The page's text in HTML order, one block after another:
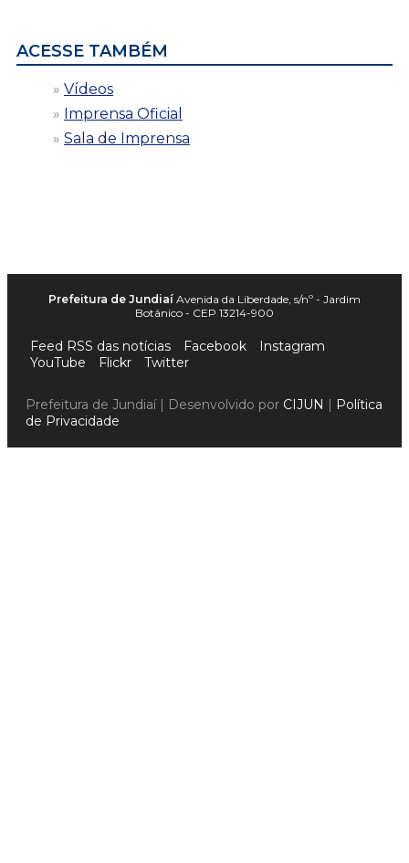
ACESSE TAMBÉM
Vídeos
Imprensa Oficial
Sala de Imprensa
Prefeitura de Jundiaí Avenida da Liberdade, s/nº - Jardim
Botânico - CEP 13214-900
Feed RSS das notícias Facebook
Instagram
YouTube
Flickr Twitter
Prefeitura de Jundiaí | Desenvolvido por CIJUN | Política
de Privacidade